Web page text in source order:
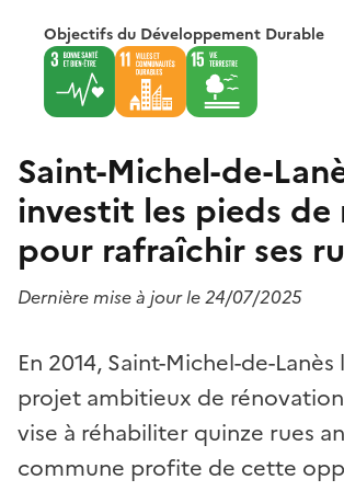
Objectifs du Développement Durable
Saint-Michel-de-
investit les pieds de
pour rafraîchir ses
Dernière mise à jour le 24/07/2025
En 2014, Saint-Michel-de-Lanès
projet ambitieux de
vise à réhabiliter quinze rues
commune profite de cette